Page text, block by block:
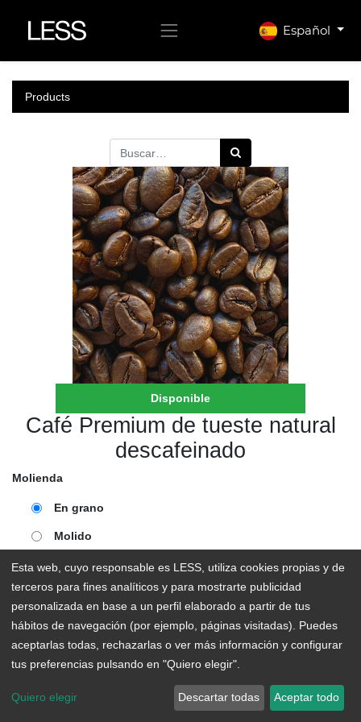
Español
Products
Disponible
Café Premium de tueste natural
descafeinado
Molienda
En grano
Molido
2,96€ / 100 gr
AÑADIR AL CARRITO
En existencias
Esta web, cuyo responsable es LESS, utiliza cookies propias y de
terceros para fines analíticos y para mostrarte publicidad
personalizada en base a un perfil elaborado a partir de tus
hábitos de navegación (por ejemplo, páginas visitadas). Puedes
aceptarlas todas, rechazarlas o ver más información y configurar
tus preferencias pulsando en "Quiero elegir".
Quiero elegir Descartar todas Aceptar todo